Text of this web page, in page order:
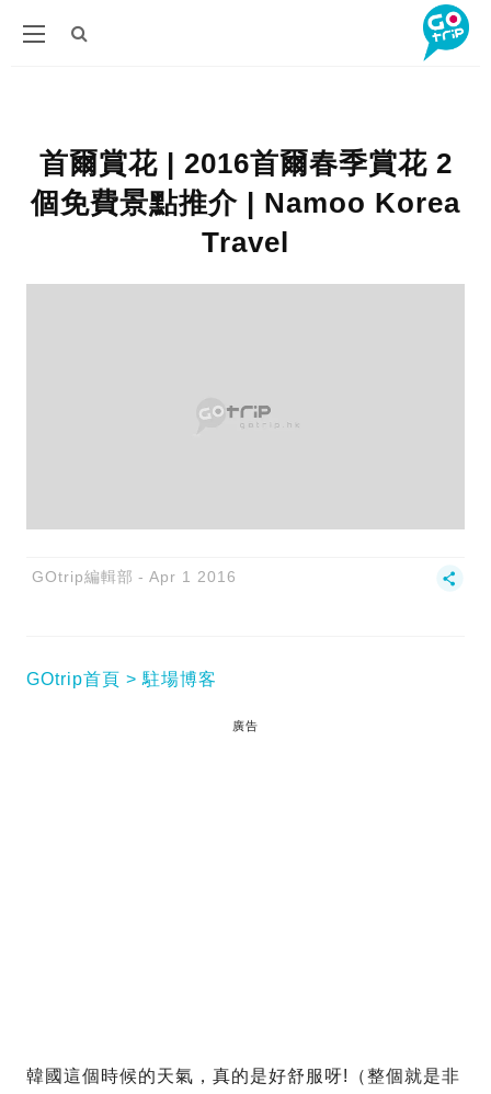
首爾賞花 | 2016首爾春季賞花 2
個免費景點推介 | Namoo Korea
Travel
GOtrip編輯部 Apr 1 2016
GOtrip首頁 駐場博客
廣告
韓國這個時候的天氣，真的是好舒服呀!（整個就是非